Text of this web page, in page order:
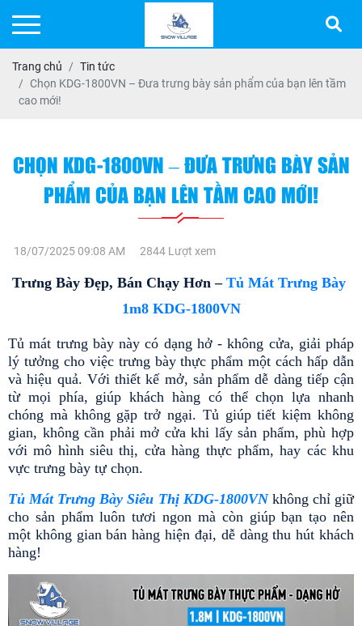
Trang chủ
Tin tức
Chọn KDG-1800VN – Đưa trưng bày sản phẩm của bạn lên tầm
cao mới!
CHỌN KDG-1800VN – ĐƯA TRƯNG BÀY SẢN
PHẨM CỦA BẠN LÊN TẦM CAO MỚI!
18/07/2025 09:08 AM 2844 Lượt xem
Trưng Bày Đẹp, Bán Chạy Hơn – Tủ Mát Trưng Bày
1m8 KDG-1800VN
Tủ mát trưng bày này có dạng hở - không cửa, giải pháp
lý tưởng cho việc trưng bày thực phẩm một cách hấp dẫn
và hiệu quả. Với thiết kế mở, sản phẩm dễ dàng tiếp cận
từ mọi phía, giúp khách hàng có thể chọn lựa nhanh
chóng mà không gặp trở ngại. Tủ giúp tiết kiệm không
gian, không cần phải mở cửa khi lấy sản phẩm, phù hợp
với mô hình siêu thị, cửa hàng thực phẩm, hay các khu
vực trưng bày tự chọn.
Tủ Mát Trưng Bày Siêu Thị KDG-1800VN không chỉ giữ
cho sản phẩm luôn tươi ngon mà còn giúp bạn tạo nên
một không gian bán hàng hiện đại, dễ dàng thu hút khách
hàng!